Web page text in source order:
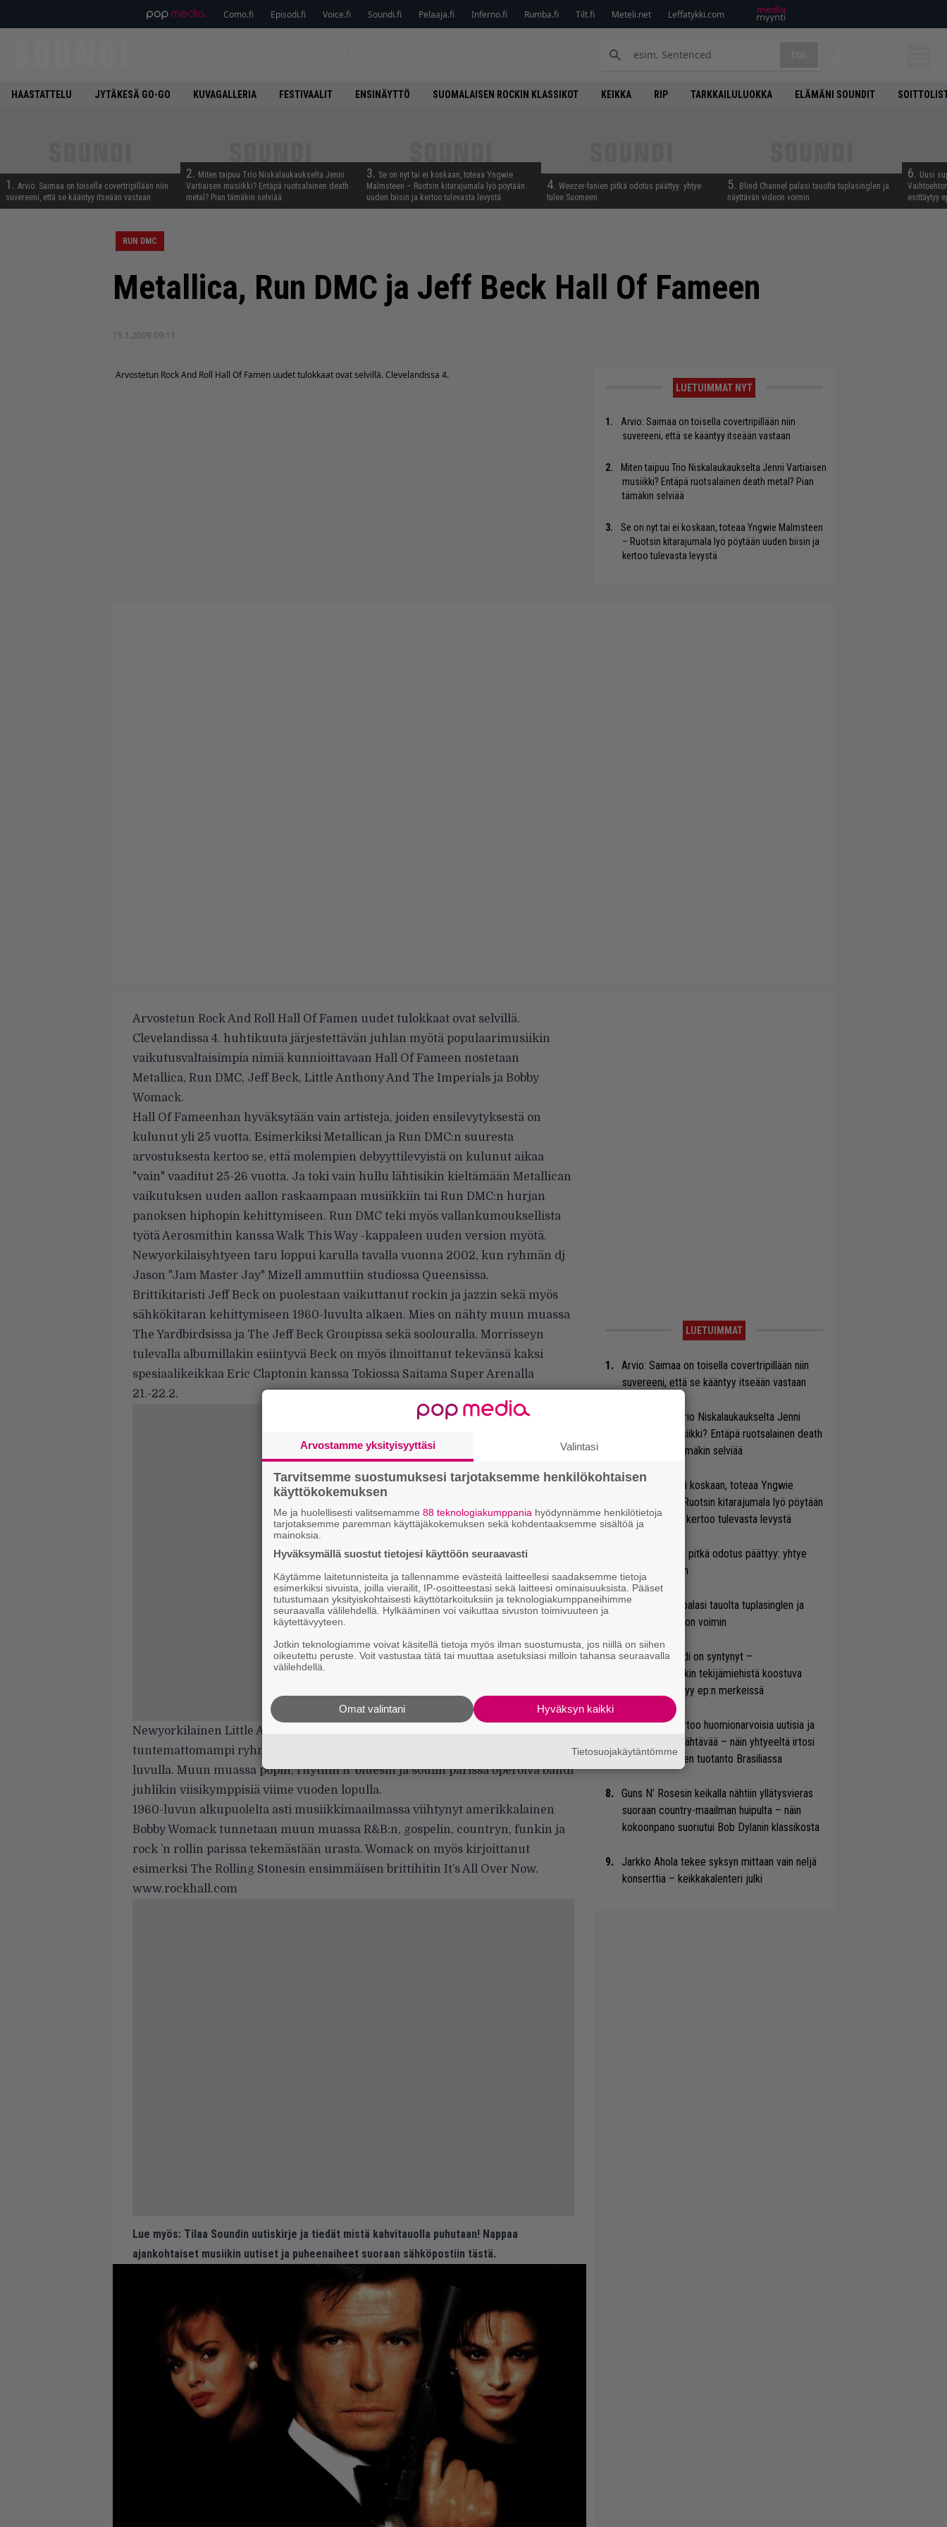
Como.fi Episodi.fi Voice.fi Soundi.fi Pelaaja.fi Inferno.fi Rumba.fi Tilt.fi Meteli.net Leffatykki.com
HAASTATTELU JYTÄKESÄ GO-GO KUVAGALLERIA FESTIVAALIT ENSINÄYTTÖ SUOMALAISEN ROCKIN KLASSIKOT KEIKKA RIP TARKKAILULUOKKA ELÄMÄNI SOUNDIT
1. Arvio: Saimaa on toisella covertripillään niin
suvereeni, että se kääntyy itseään vastaan
2. Miten taipuu Trio Niskalaukaukselta Jenni
Vartiaisen musiikki? Entäpä ruotsalainen death
metal? Pian tämäkin selviää
3. Se on nyt tai ei koskaan, toteaa Yngwie
Malmsteen – Ruotsin kitarajumala lyö pöytään
uuden biisin ja kertoo tulevasta levystä
4. Weezer-fanien pitkä odotus päättyy: yhtye
tulee Suomeen
5. Blind Channel palasi tauolta tuplasinglen ja
näyttävän videon voimin
6. Uusi
esittäytyy
RUN DMC
Metallica, Run DMC ja Jeff Beck Hall Of Fameen
15.1.2009 09:11
Arvostetun Rock And Roll Hall Of Famen uudet tulokkaat ovat selvillä. Clevelandissa 4.
LUETUIMMAT NYT
Arvio: Saimaa on toisella covertripillään niin
suvereeni, että se kääntyy itseään vastaan
Miten taipuu Trio Niskalaukaukselta Jenni Vartiaisen
musiikki? Entäpä ruotsalainen death metal? Pian
tämäkin selviää
Se on nyt tai ei koskaan, toteaa Yngwie Malmsteen
– Ruotsin kitarajumala lyö pöytään uuden biisin ja
kertoo tulevasta levystä
Arvostetun Rock And Roll Hall Of Famen uudet tulokkaat ovat selvillä.
Clevelandissa 4. huhtikuuta järjestettävän juhlan myötä populaarimusiikin
vaikutusvaltaisimpia nimiä kunnioittavaan Hall Of Fameen nostetaan
Metallica, Run DMC, Jeff Beck, Little Anthony And The Imperials ja Bobby
Womack.
Hall Of Fameenhan hyväksytään vain artisteja, joiden ensilevytyksestä on
kulunut yli 25 vuotta. Esimerkiksi Metallican ja Run DMC:n suuresta
arvostuksesta kertoo se, että molempien debyyttilevyistä on kulunut aikaa
"vain" vaaditut 25-26 vuotta. Ja toki vain hullu lähtisikin kieltämään Metallican
vaikutuksen uuden aallon raskaampaan musiikkiin tai Run DMC:n hurjan
panoksen hiphopin kehittymiseen. Run DMC teki myös vallankumouksellista
työtä Aerosmithin kanssa Walk This Way -kappaleen uuden version myötä.
Newyorkilaisyhtyeen taru loppui karulla tavalla vuonna 2002, kun ryhmän dj
Jason "Jam Master Jay" Mizell ammuttiin studiossa Queensissa.
Brittikitaristi Jeff Beck on puolestaan vaikuttanut rockin ja jazzin sekä myös
sähkökitaran kehittymiseen 1960-luvulta alkaen. Mies on nähty muun muassa
The Yardbirdsissa ja The Jeff Beck Groupissa sekä soolouralla. Morrisseyn
tulevalla albumillakin esiintyvä Beck on myös ilmoittanut tekevänsä kaksi
spesiaalikeikkaa Eric Claptonin kanssa Tokiossa Saitama Super Arenalla
21.-22.2.
Newyorkilainen Little Anthony And The Imperials on Suomessa
tuntemattomampi ryhmä, mutta edelleen toimiva yhtye perustettiin jo 1950-
luvulla. Muun muassa popin, rhythm n’ bluesin ja soulin parissa operoiva bändi
juhlikin viisikymppisiä viime vuoden lopulla.
1960-luvun alkupuolelta asti musiikkimaailmassa viihtynyt amerikkalainen
Bobby Womack tunnetaan muun muassa R&B:n, gospelin, countryn, funkin ja
rock ’n rollin parissa tekemästään urasta. Womack on myös kirjoittanut
esimerksi The Rolling Stonesin ensimmäisen brittihitin It’s All Over Now.
www.rockhall.com
Lue myös: Tilaa Soundin uutiskirje ja tiedät mistä kahvitauolla puhutaan! Nappaa
ajankohtaiset musiikin uutiset ja puheenaiheet suoraan sähköpostiin tästä.
LUETUIMMAT
Arvio: Saimaa on toisella covertripillään niin
suvereeni, että se kääntyy itseään vastaan
Miten taipuu Trio Niskalaukaukselta Jenni
Vartiaisen musiikki? Entäpä ruotsalainen death
metal? Pian tämäkin selviää
Se on nyt tai ei koskaan, toteaa Yngwie
Malmsteen – Ruotsin kitarajumala lyö pöytään
uuden biisin ja kertoo tulevasta levystä
Weezer-fanien pitkä odotus päättyy: yhtye
tulee Suomeen
Blind Channel palasi tauolta tuplasinglen ja
näyttävän videon voimin
Uusi superbändi on syntynyt –
Vaihtoehtorockin tekijämiehistä koostuva
ryhmä esittäytyy ep:n merkeissä
Linkin Park kertoo huomionarvoisia uutisia ja
tarjoaa uutta nähtävää – näin yhtyeeltä irtosi
Meteora-aikojen tuotanto Brasiliassa
Guns N’ Rosesin keikalla nähtiin yllätysvieras
suoraan country-maailman huipulta – näin
kokoonpano suoriutui Bob Dylanin klassikosta
Jarkko Ahola tekee syksyn mittaan vain neljä
konserttia – keikkakalenteri julki
Arvostamme yksityisyyttäsi Valintasi
Tarvitsemme suostumuksesi tarjotaksemme henkilökohtaisen
käyttökokemuksen
Me ja huolellisesti valitsemamme 88 teknologiakumppania hyödynnämme henkilötietoja
tarjotaksemme paremman käyttäjäkokemuksen sekä kohdentaaksemme sisältöä ja
mainoksia.
Hyväksymällä suostut tietojesi käyttöön seuraavasti
Käytämme laitetunnisteita ja tallennamme evästeitä laitteellesi saadaksemme tietoja
esimerkiksi sivuista, joilla vierailit, IP-osoitteestasi sekä laitteesi ominaisuuksista. Pääset
tutustumaan yksityiskohtaisesti käyttötarkoituksiin ja teknologiakumppaneihimme
seuraavalla välilehdellä. Hylkääminen voi vaikuttaa sivuston toimivuuteen ja
käytettävyyteen.
Jotkin teknologiamme voivat käsitellä tietoja myös ilman suostumusta, jos niillä on siihen
oikeutettu peruste. Voit vastustaa tätä tai muuttaa asetuksiasi milloin tahansa seuraavalla
välilehdellä.
Hyväksyn kaikki
Omat valintani
Tietosuojakäytäntömme